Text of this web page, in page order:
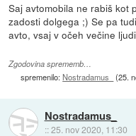
Saj avtomobila ne rabiš kot
zadosti dolgega ;) Se pa
avto, vsaj v očeh večine
Zgodovina sprememb…
spremenilo:Nostradamus_ (25.
Nostradamus_
::25. nov 2020, 11:30